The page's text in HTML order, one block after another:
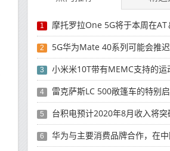
1 摩托罗拉One 5G将于本周在AT
2 5G华为Mate 40系列可能会推迟到
3 小米米10T带有MEMC支持的运动型
4 雷克萨斯LC 500敞篷车的特别
5 台积电预计2020年8月收入将突破42亿美元，
6 华为与主要消费品牌合作，在中国推出采用HarmonyOS 2.0